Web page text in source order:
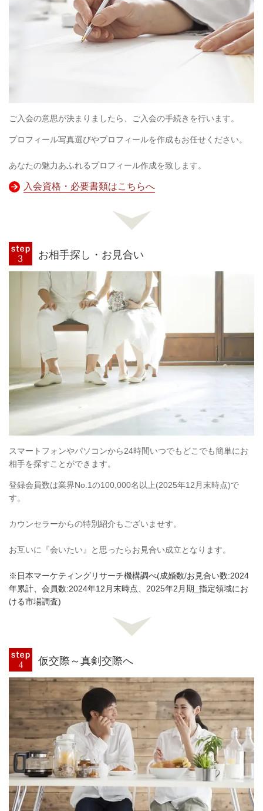
ご入会の意思が決まりましたら、ご入会の手続きを行います。
プロフィール写真選びやプロフィールを作成もお任せください。
あなたの魅力あふれるプロフィール作成を致します。
入会資格・必要書類はこちらへ
お相手探し・お見合い
スマートフォンやパソコンから24時間いつでもどこでも簡単にお
相手を探すことができます。
登録会員数は業界No.1の100,000名以上(2025年12月末時点)で
す。
カウンセラーからの特別紹介もございませす。
お互いに『会いたい』と思ったらお見合い成立となります。
※日本マーケティングリサーチ機構調べ(成婚数/お見合い数:2024
年累計、会員数:2024年12月末時点、2025年2月期_指定領域にお
ける市場調査)
仮交際～真剣交際へ